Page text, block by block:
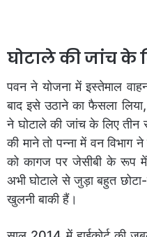
घोटाले की जांच के
पवन ने योजना में इस्तेमाल
बाद इसे उठाने का फैसला
ने घोटाले की जांच के लिए तीन
की माने तो पन्ना में वन
को कागज पर जेसीबी के रूप में
अभी घोटाले से जुड़ा बहुत
खुलनी बाकी हैं।